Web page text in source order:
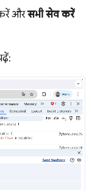
करें औरसभी सेव करें